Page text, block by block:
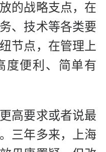
的战略支点，在
、技术等各类要
节点，在管理上
度便利、简单有
高要求或者说最
三年多来，上海